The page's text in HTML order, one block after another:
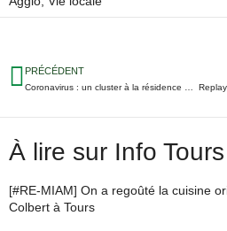
PRÉCÉDENT
À lire sur Info Tours
[#RE-MIAM] On a regoûté la cuisine
Colbert à Tours